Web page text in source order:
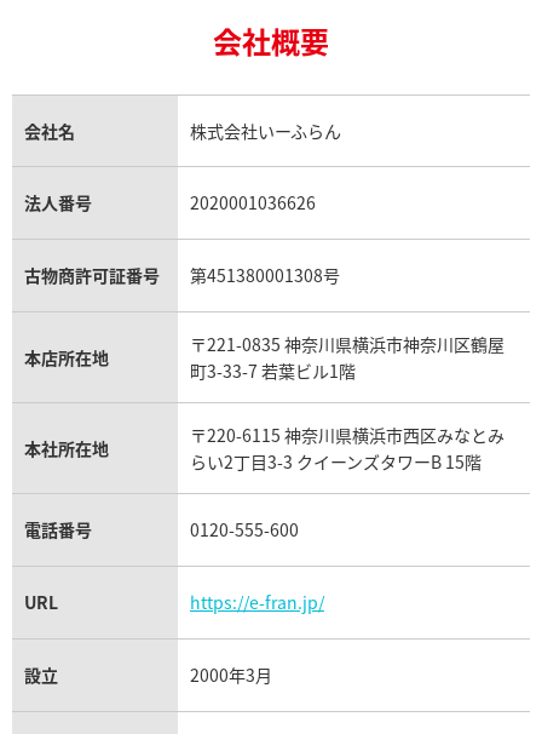
金貨買取
貴金属買取
銀・シルバー買取
パラジウム買取
トパーズ買取
タンザナイト買取
パライバトルマリン買取
キャッツアイ買取
ガーネット買取
アクアマリン買取
ロレックス エクスプローラー買取
ロレックス デイトジャスト買取
パテック フィリップ買取
パテック フィリップノーチラス買取
ヴァシュロン・コンスタンタン買取
オメガ買取
カルティエ買取
フランク ミュラー買取
リシャール・ミル買取
パネライ買取
チューダー（チュードル）買取
シャネル マトラッセ買取
セリーヌ買取
プラダ買取
ヴァンクリーフ＆アーペル買取
ショーメ買取
ダミアーニ買取
モーブッサン買取
会社概要
会社名 株式会社いーふらん
法人番号 2020001036626
古物商許可証番号 第451380001308号
本店所在地
〒221-0835 神奈川県横浜市神奈川区鶴屋
町3-33-7 若葉ビル1階
本社所在地
〒220-6115 神奈川県横浜市西区みなとみ
らい2丁目3-3 クイーンズタワーB 15階
電話番号 0120-555-600
URL https://e-fran.jp/
設立 2000年3月